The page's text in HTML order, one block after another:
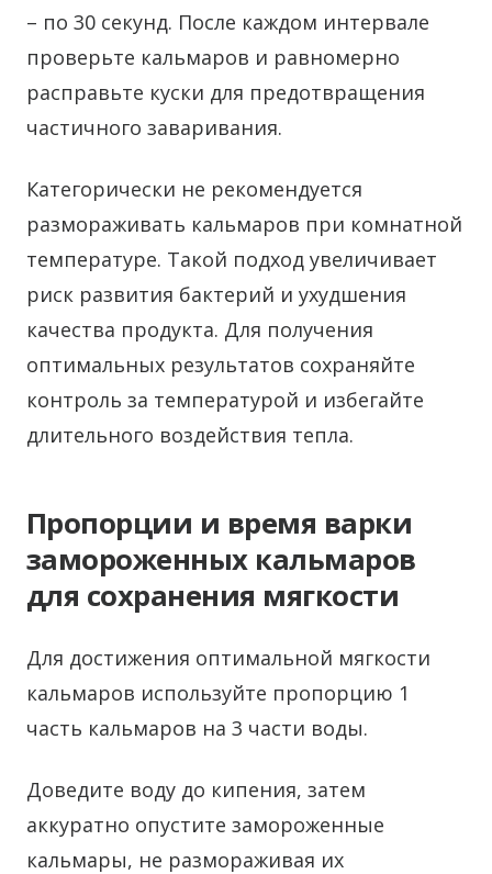
– по 30 секунд. После каждом интервале
проверьте кальмаров и равномерно
расправьте куски для предотвращения
частичного заваривания.
Категорически не рекомендуется
размораживать кальмаров при комнатной
температуре. Такой подход увеличивает
риск развития бактерий и ухудшения
качества продукта. Для получения
оптимальных результатов сохраняйте
контроль за температурой и избегайте
длительного воздействия тепла.
Пропорции и время варки
замороженных кальмаров
для сохранения мягкости
Для достижения оптимальной мягкости
кальмаров используйте пропорцию 1
часть кальмаров на 3 части воды.
Доведите воду до кипения, затем
аккуратно опустите замороженные
кальмары, не размораживая их